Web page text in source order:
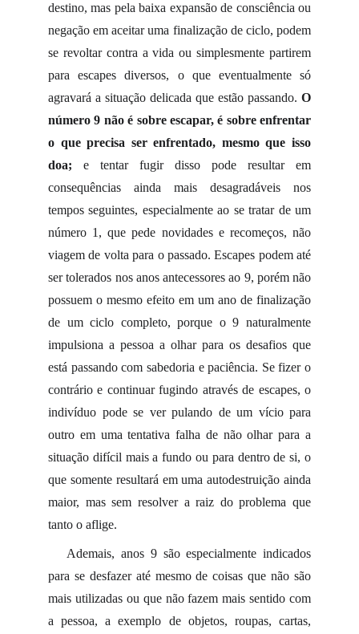
destino, mas pela baixa expansão de consciência ou
negação em aceitar uma finalização de ciclo, podem
se revoltar contra a vida ou simplesmente partirem
para escapes diversos, o que eventualmente só
agravará a situação delicada que estão passando. O
número 9 não é sobre escapar, é sobre enfrentar
o que precisa ser enfrentado, mesmo que isso
doa; e tentar fugir disso pode resultar em
consequências ainda mais desagradáveis nos
tempos seguintes, especialmente ao se tratar de um
número 1, que pede novidades e recomeços, não
viagem de volta para o passado. Escapes podem até
ser tolerados nos anos antecessores ao 9, porém não
possuem o mesmo efeito em um ano de finalização
de um ciclo completo, porque o 9 naturalmente
impulsiona a pessoa a olhar para os desafios que
está passando com sabedoria e paciência. Se fizer o
contrário e continuar fugindo através de escapes, o
indivíduo pode se ver pulando de um vício para
outro em uma tentativa falha de não olhar para a
situação difícil mais a fundo ou para dentro de si, o
que somente resultará em uma autodestruição ainda
maior, mas sem resolver a raiz do problema que
tanto o aflige.
Ademais, anos 9 são especialmente indicados
para se desfazer até mesmo de coisas que não são
mais utilizadas ou que não fazem mais sentido com
a pessoa, a exemplo de objetos, roupas, cartas,